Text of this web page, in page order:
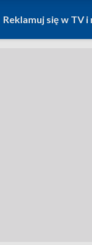
Reklamuj się w TV